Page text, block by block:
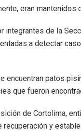
eran mantenidos
integrantes de la
a detectar
encuentran patos
que fueron
de Cortolima,
y